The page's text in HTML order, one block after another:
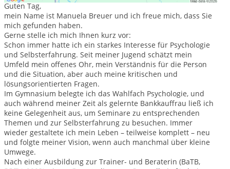
Guten Tag,
mein Name ist Manuela Breuer und ich freue mich, dass Sie
mich gefunden haben.
Gerne stelle ich mich Ihnen kurz vor:
Schon immer hatte ich ein starkes Interesse für Psychologie
und Selbsterfahrung. Seit meiner Jugend schätzt mein
Umfeld mein offenes Ohr, mein Verständnis für die Person
und die Situation, aber auch meine kritischen und
lösungsorientierten Fragen.
Im Gymnasium belegte ich das Wahlfach Psychologie, und
auch während meiner Zeit als gelernte Bankkauffrau ließ ich
keine Gelegenheit aus, um Seminare zu entsprechenden
Themen und zur Selbsterfahrung zu besuchen. Immer
wieder gestaltete ich mein Leben – teilweise komplett – neu
und folgte meiner Vision, wenn auch manchmal über kleine
Umwege.
Nach einer Ausbildung zur Trainer- und Beraterin (BaTB,